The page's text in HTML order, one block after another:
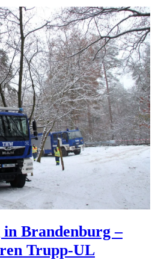
in Brandenburg –
Trupp-UL